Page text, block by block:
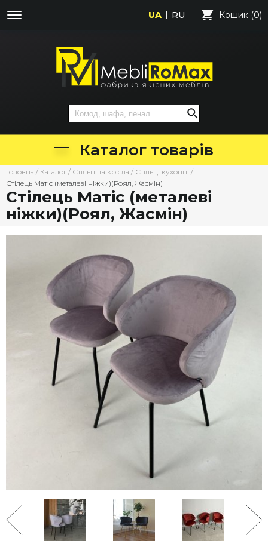
UA RU Кошик (0)
Каталог товарів
Головна / Каталог / Стільці та крісла / Стільці кухонні /
Стілець Матіс (металеві ніжки)(Роял, Жасмін)
Стілець Матіс (металеві
ніжки)(Роял, Жасмін)